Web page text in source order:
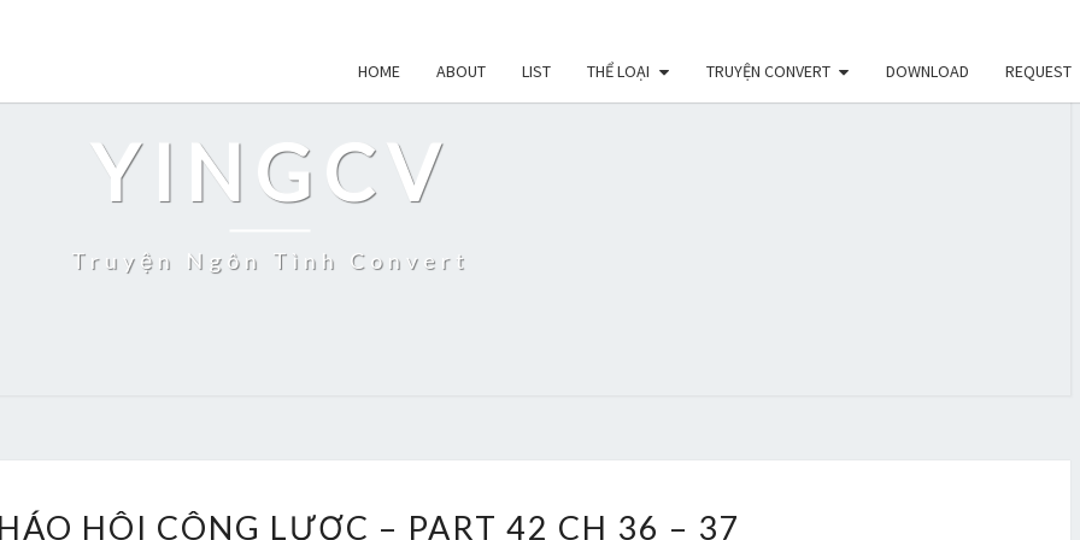
HOME ABOUT LIST THỂ LOẠI TRUYỆN CONVERT DOWNLOAD REQUEST
YINGCV
Truyện Ngôn Tình Convert
HÔI CÔNG LƯỢC – PART 42 CH 36 – 37